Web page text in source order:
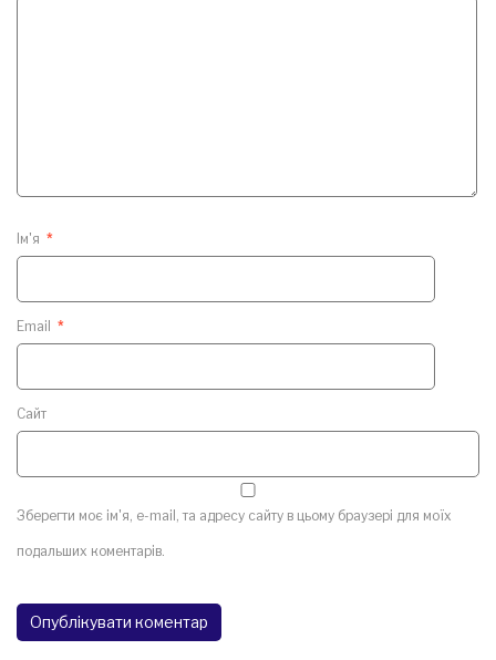
Ім'я *
Email *
Сайт
Зберегти моє ім'я, e-mail, та адресу сайту в цьому браузері для моїх
подальших коментарів.